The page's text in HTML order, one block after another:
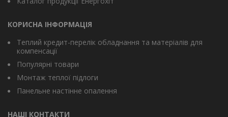
КОРИСНА ІНФОРМАЦІЯ
Теплий кредит-перелік обладнання та матеріалів для
компенсації
Популярні товари
Монтаж теплої підлоги
Панельне настінне опалення
НАШІ КОНТАКТИ